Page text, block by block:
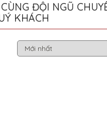
ĐỘI NGŨ
KHÁCH